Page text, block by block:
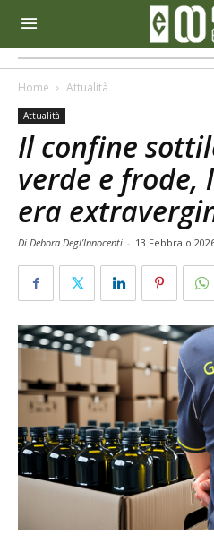
Home Attualità
Attualità
Il confine
verde e frode,
era
Di Debora Degl’Innocenti - 13 Febbraio